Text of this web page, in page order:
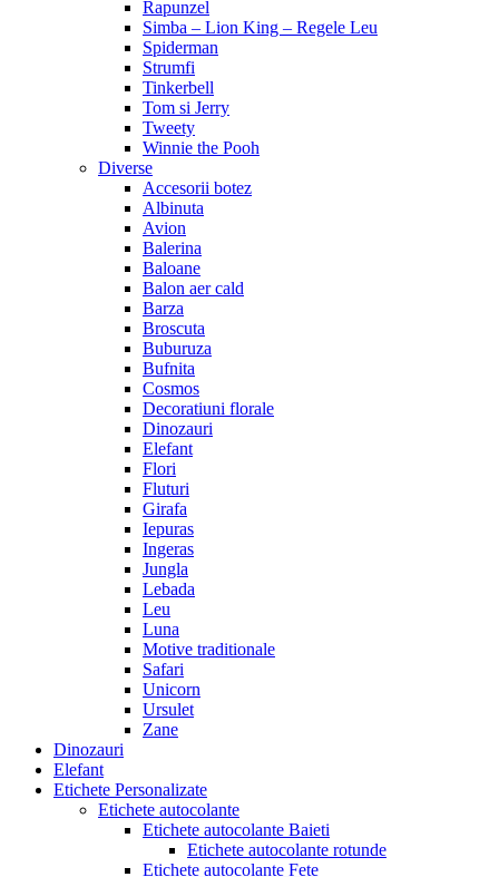
Rapunzel
Simba – Lion King – Regele Leu
Spiderman
Strumfi
Tinkerbell
Tom si Jerry
Tweety
Winnie the Pooh
Diverse
Accesorii botez
Albinuta
Avion
Balerina
Baloane
Balon aer cald
Barza
Broscuta
Buburuza
Bufnita
Cosmos
Decoratiuni florale
Dinozauri
Elefant
Flori
Fluturi
Girafa
Iepuras
Ingeras
Jungla
Lebada
Leu
Luna
Motive traditionale
Safari
Unicorn
Ursulet
Zane
Dinozauri
Elefant
Etichete Personalizate
Etichete autocolante
Etichete autocolante Baieti
Etichete autocolante rotunde
Etichete autocolante Fete